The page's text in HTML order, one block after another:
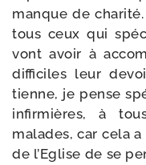
manque de
tous ceux qui
vont avoir à
dif­fi­ciles leur
tienne, je pense
infir­mières, à
malades, car cela
de l’Eglise de se